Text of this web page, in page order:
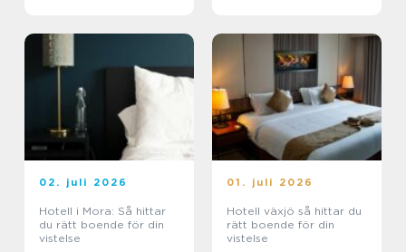
02. juli 2026
Hotell i Mora: Så hittar
du rätt boende för din
vistelse
01. juli 2026
Hotell växjö så hittar du
rätt boende för din
vistelse